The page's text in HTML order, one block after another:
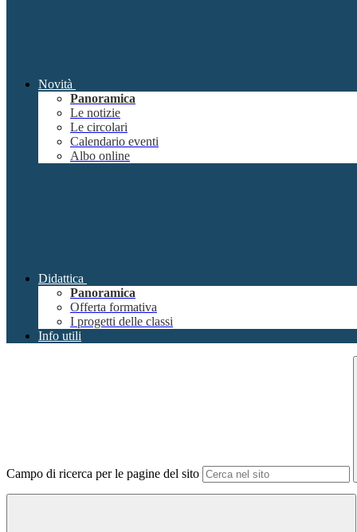
Novità
Panoramica
Le notizie
Le circolari
Calendario eventi
Albo online
Didattica
Panoramica
Offerta formativa
I progetti delle classi
Info utili
Campo di ricerca per le pagine del sito